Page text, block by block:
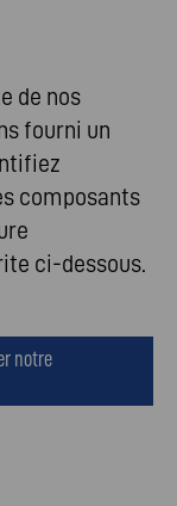
de nos
fourni un
composants
ci-dessous.
notre